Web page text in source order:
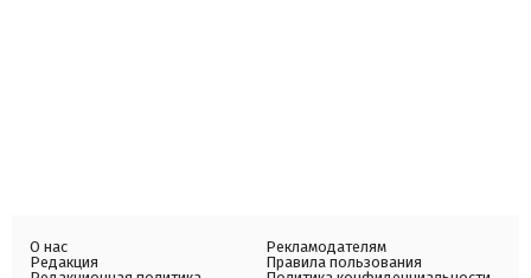
О нас
Редакция
Рекламодателям
Правила пользования